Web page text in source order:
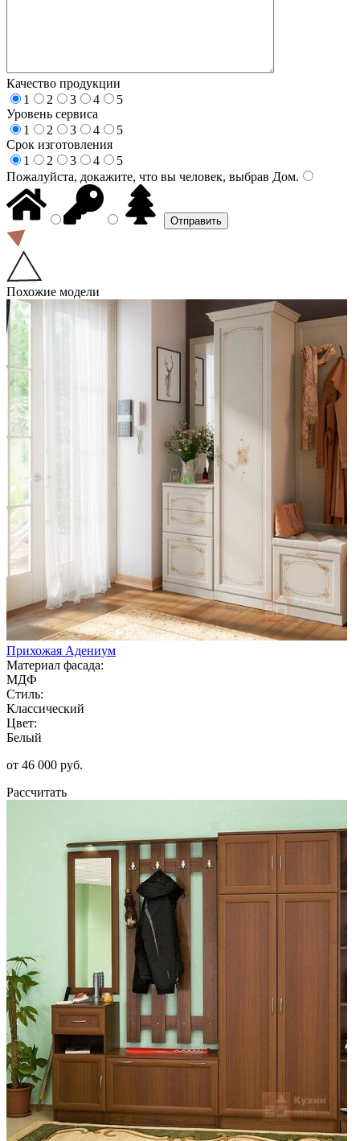
Качество продукции
1
2 3 4
5
Уровень сервиса
1
2 3 4
5
Срок изготовления
1
2 3 4
5
Пожалуйста, докажите, что вы человек, выбрав Дом.
Похожие модели
Прихожая Адениум
Материал фасада:
МДФ
Стиль:
Классический
Цвет:
Белый
от 46 000 руб.
Рассчитать